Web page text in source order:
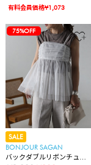
有料会員価格¥1,073
75%OFF
SALE
BONJOUR SAGAN
バックダブルリボンチュー